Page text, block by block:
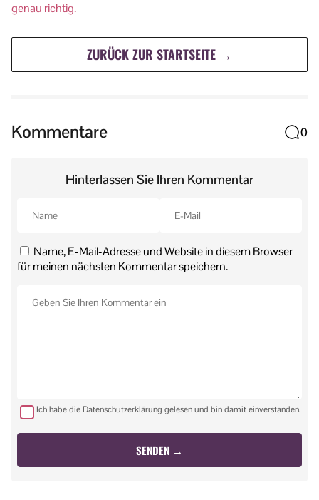
genau richtig.
ZURÜCK ZUR STARTSEITE →
Kommentare 0
Hinterlassen Sie Ihren Kommentar
Name, E-Mail-Adresse und Website in diesem Browser
für meinen nächsten Kommentar speichern.
Ich habe die Datenschutzerklärung gelesen und bin damit einverstanden.